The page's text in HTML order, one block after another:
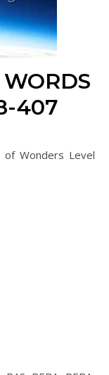
407
of Wonders Level